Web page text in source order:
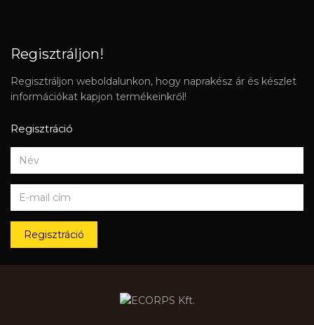
Regisztráljon!
Regisztráljon weboldalunkon, hogy naprakész ár és készlet
információkat kapjon termékeinkről!
Regisztráció
Regisztráció